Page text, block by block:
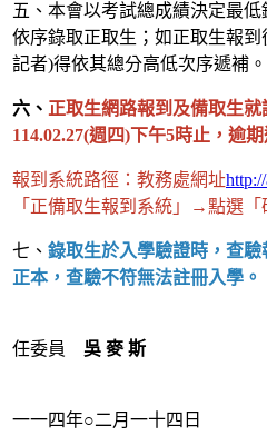
五、本會以考試總成績決定最
依序錄取正取生；如正取生報
記者)得依其總分高低次序遞補。
六、 正取生網路報到及備取生就
114.02.27(週四)下午5時止，逾
報到系統路徑：教務處網址
「正備取生報到系統」→點選
七、 錄取生於入學驗證時，查
正本，查驗不符無法註冊入學。
任委員
吳 麥 斯
一一四年○二月一十四日